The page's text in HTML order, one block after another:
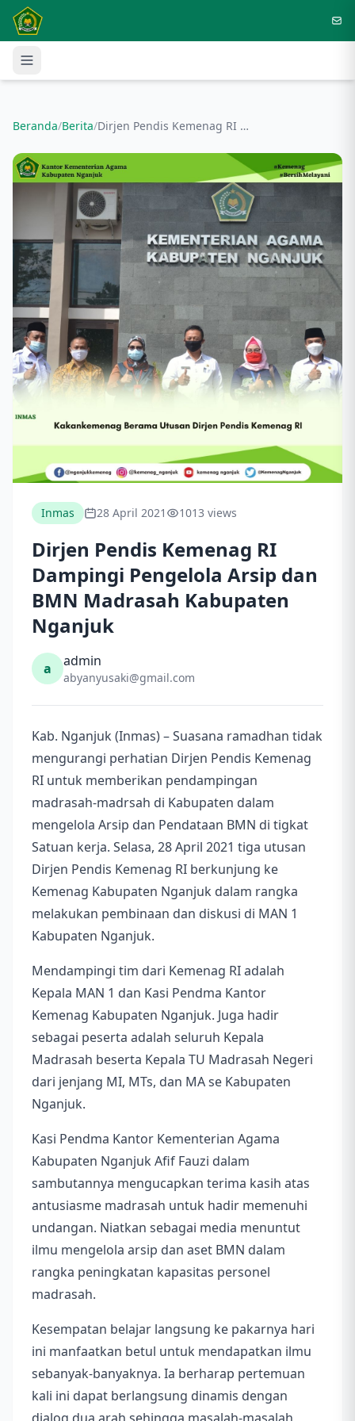
Langsung ke konten utama
Beranda/Berita/ Dirjen Pendis Kemenag RI Dampingi Pengelola Arsip dan BMN Madrasah Kabupaten Nganjuk
Inmas 28 April 2021 1013 views
Dirjen Pendis Kemenag RI
Dampingi Pengelola Arsip dan
BMN Madrasah Kabupaten
Nganjuk
a admin
abyanyusaki@gmail.com
Kab. Nganjuk (Inmas) – Suasana ramadhan tidak
mengurangi perhatian Dirjen Pendis Kemenag
RI untuk memberikan pendampingan
madrasah-madrsah di Kabupaten dalam
mengelola Arsip dan Pendataan BMN di tigkat
Satuan kerja. Selasa, 28 April 2021 tiga utusan
Dirjen Pendis Kemenag RI berkunjung ke
Kemenag Kabupaten Nganjuk dalam rangka
melakukan pembinaan dan diskusi di MAN 1
Kabupaten Nganjuk.
Mendampingi tim dari Kemenag RI adalah
Kepala MAN 1 dan Kasi Pendma Kantor
Kemenag Kabupaten Nganjuk. Juga hadir
sebagai peserta adalah seluruh Kepala
Madrasah beserta Kepala TU Madrasah Negeri
dari jenjang MI, MTs, dan MA se Kabupaten
Nganjuk.
Kasi Pendma Kantor Kementerian Agama
Kabupaten Nganjuk Afif Fauzi dalam
sambutannya mengucapkan terima kasih atas
antusiasme madrasah untuk hadir memenuhi
undangan. Niatkan sebagai media menuntut
ilmu mengelola arsip dan aset BMN dalam
rangka peningkatan kapasitas personel
madrasah.
Kesempatan belajar langsung ke pakarnya hari
ini manfaatkan betul untuk mendapatkan ilmu
sebanyak-banyaknya. Ia berharap pertemuan
kali ini dapat berlangsung dinamis dengan